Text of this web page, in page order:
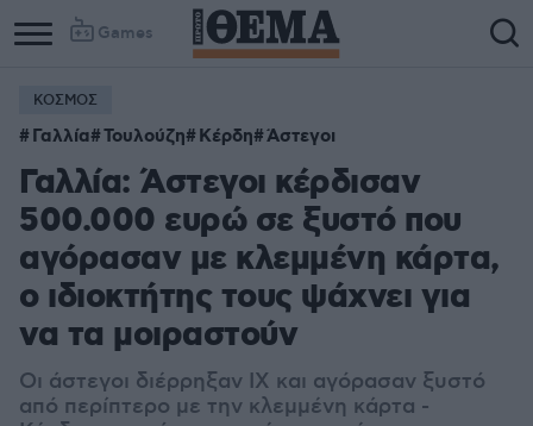
Games
Column
1
Column
2
ΚΟΣΜΟΣ
Γαλλία Τουλούζη Κέρδη Άστεγοι
Γαλλία: Άστεγοι κέρδισαν
500.000 ευρώ σε ξυστό που
αγόρασαν με κλεμμένη κάρτα,
ο ιδιοκτήτης τους ψάχνει για
να τα μοιραστούν
Οι άστεγοι διέρρηξαν ΙΧ και αγόρασαν ξυστό
από περίπτερο με την κλεμμένη κάρτα -